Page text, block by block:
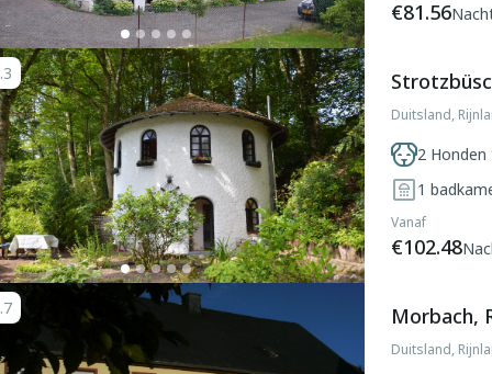
€81.56
Duitsland,
2
1
Vanaf
€102.48
Morbach,
Duitsland,